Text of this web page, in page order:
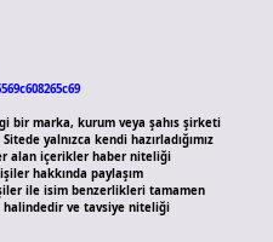
bir marka, kurum veya şahıs şirketi
yalnızca kendi hazırladığımız
alan içerikler haber niteliği
hakkında paylaşım
ile isim benzerlikleri tamamen
ve tavsiye niteliği